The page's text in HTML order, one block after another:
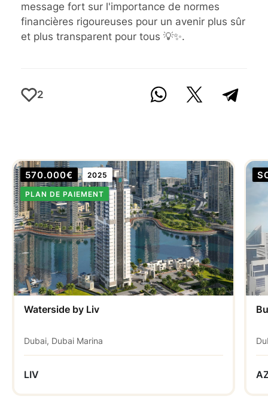
message fort sur l'importance de normes
financières rigoureuses pour un avenir plus sûr
et plus transparent pour tous 💡✨.
2
570.000€ 2025
PLAN DE PAIEMENT
Waterside by Liv
Dubai, Dubai Marina
LIV